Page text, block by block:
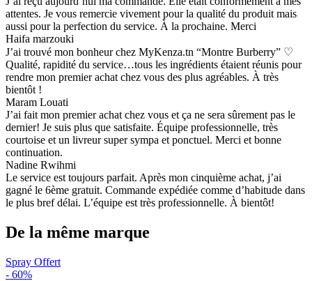
attentes. Je vous remercie vivement pour la qualité du produit mais
aussi pour la perfection du service. À la prochaine. Merci
Haifa marzouki
J’ai trouvé mon bonheur chez MyKenza.tn “Montre Burberry” ♡
Qualité, rapidité du service…tous les ingrédients étaient réunis pour
rendre mon premier achat chez vous des plus agréables. À très
bientôt !
Maram Louati
J’ai fait mon premier achat chez vous et ça ne sera sûrement pas le
dernier! Je suis plus que satisfaite. Équipe professionnelle, très
courtoise et un livreur super sympa et ponctuel. Merci et bonne
continuation.
Nadine Rwihmi
Le service est toujours parfait. Après mon cinquième achat, j’ai
gagné le 6ème gratuit. Commande expédiée comme d’habitude dans
le plus bref délai. L’équipe est très professionnelle. À bientôt!
De la même marque
Spray Offert
- 60%